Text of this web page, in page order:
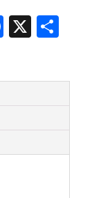
F
o
o
k
X
ar
ti
r